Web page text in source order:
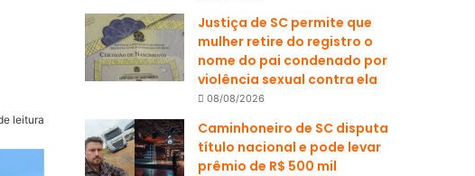
leitura
Justiça de SC permite que
mulher retire do registro o
nome do pai condenado por
violência sexual contra ela
08/08/2026
Caminhoneiro de SC disputa
título nacional e pode levar
prêmio de R$ 500 mil